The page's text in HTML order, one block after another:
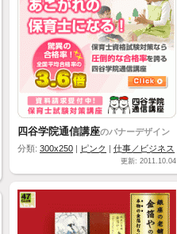
四谷学院通信講座のバナーデザイン
分類: 300x250 | ピンク | 仕事／ビジネス
更新: 2011.10.04